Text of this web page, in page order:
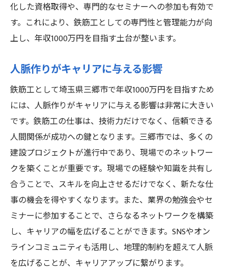
化した資格取得や、専門的なセミナーへの参加も有効で
す。これにより、鉄筋工としての専門性と管理能力が向
上し、年収1000万円を目指す土台が整います。
人脈作りがキャリアに与える影響
鉄筋工として埼玉県三郷市で年収1000万円を目指すため
には、人脈作りがキャリアに与える影響は非常に大きい
です。鉄筋工の仕事は、技術力だけでなく、信頼できる
人間関係が成功への鍵となります。三郷市では、多くの
建設プロジェクトが進行中であり、現場でのネットワー
クを築くことが重要です。現場での経験や知識を共有し
合うことで、スキルを向上させるだけでなく、新たな仕
事の機会を得やすくなります。また、業界の勉強会やセ
ミナーに参加することで、さらなるネットワークを構築
し、キャリアの幅を広げることができます。SNSやオン
ラインコミュニティも活用し、地理的制約を超えて人脈
を広げることが、キャリアアップに繋がります。